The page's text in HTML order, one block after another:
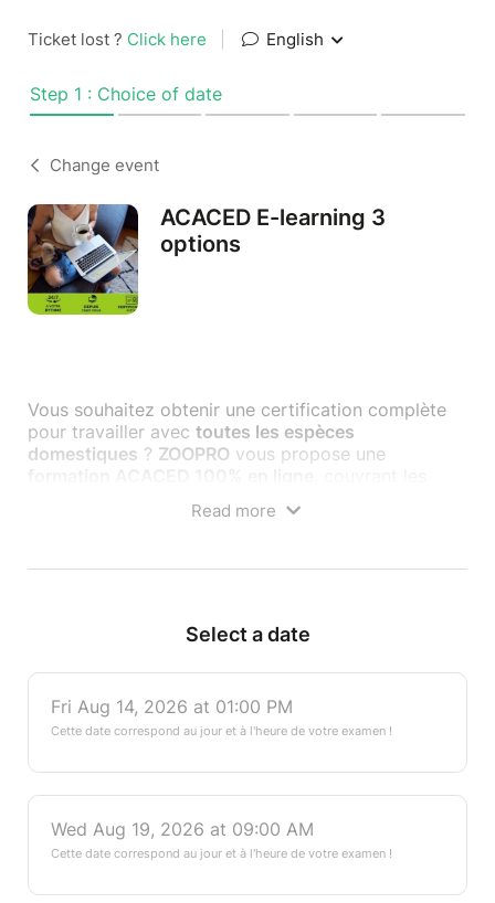
Ticket lost ? Click here English
Step 1 : Choice of date
Change event
ACACED E-learning 3
options
Vous souhaitez obtenir une certification complète
pour travailler avec toutes les espèces
domestiques ? ZOOPRO vous propose une
, avec un apprentissage flexible et accessible
Certification ACACED reconnue en France
obligatoire pour exercer avec les animaux
disponible 24/7
Évaluation finale avec un taux de réussite élevé
✅Éligible à une prise en charge via le
CPF:https://www.zoopro.fr/acaced-distance/
Avant de réserver, assurez-vous d’être disponible
à la date et à l’heure de l’examen pour passer votre
Read more
Select a date
Fri Aug 14, 2026 at 01:00 PM
Cette date correspond au jour et à l'heure de votre examen !
Wed Aug 19, 2026 at 09:00 AM
Cette date correspond au jour et à l'heure de votre examen !